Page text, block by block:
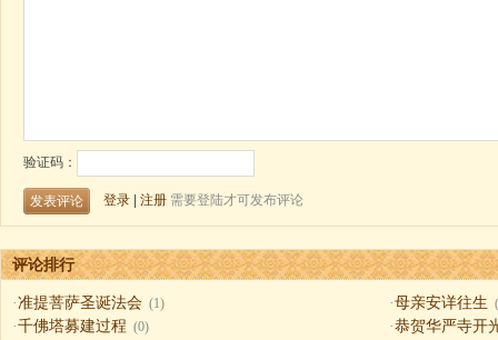
评论排行
·准提菩萨圣诞法会 (1) ·母亲安详往生
·千佛塔募建过程 (0) ·恭贺华严寺开